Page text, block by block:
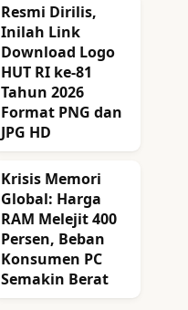
Resmi Dirilis,
Inilah Link
Download Logo
HUT RI ke-81
Tahun 2026
Format PNG dan
JPG HD
Krisis Memori
Global: Harga
RAM Melejit 400
Persen, Beban
Konsumen PC
Semakin Berat